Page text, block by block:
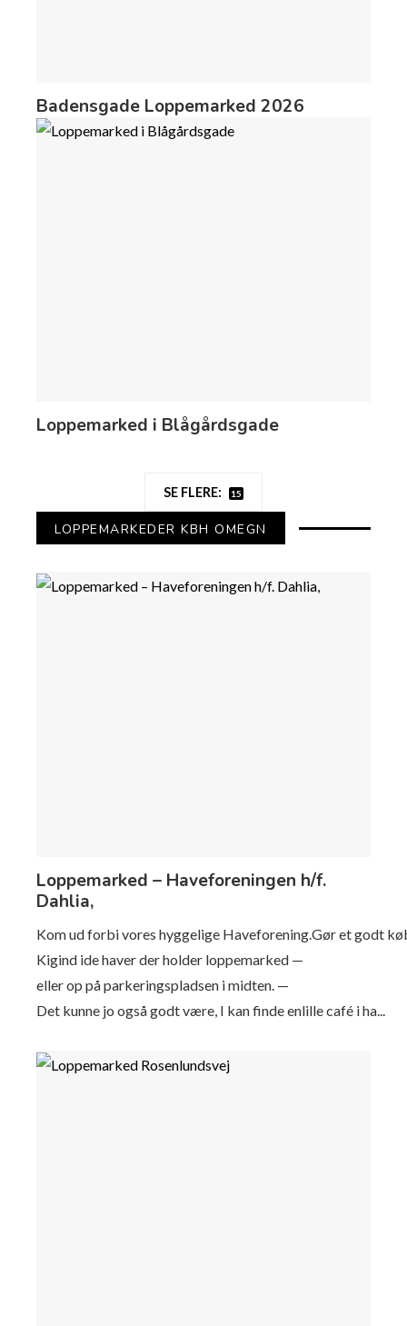
Badensgade Loppemarked 2026
Loppemarked i Blågårdsgade
SE FLERE: 15
LOPPEMARKEDER KBH OMEGN
Loppemarked – Haveforeningen h/f.
Dahlia,
Kom ud forbi vores hyggelige Haveforening.Gør et godt
Kigind ide haver der holder loppemarked —
eller op på parkeringspladsen i midten. —
Det kunne jo også godt være, I kan finde enlille café i ha...